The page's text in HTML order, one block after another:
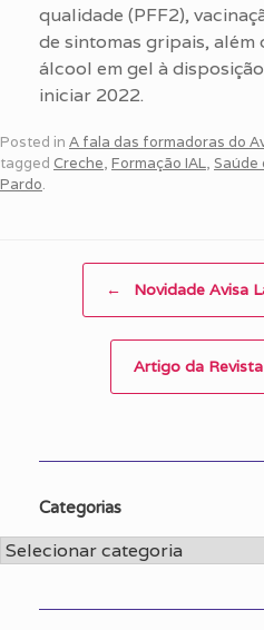
qualidade (PFF2),
de sintomas gripais, além
álcool em gel à
iniciar 2022.
Posted in A fala das formadoras do
tagged Creche, Formação IAL, Saúde
Pardo.
Post navigation
← Novidade Avisa
Artigo da
Categorias
Categorias